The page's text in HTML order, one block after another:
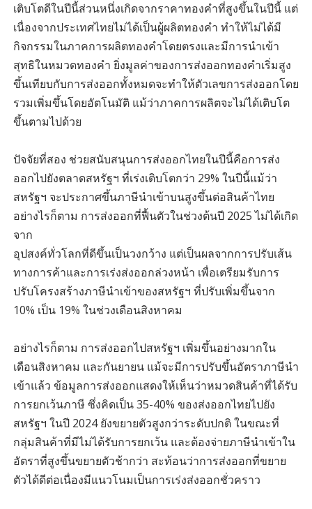
เติบโตดีในปีนี้ส่วนหนึ่งเกิดจากราคาทองคำที่สูงขึ้นในปีนี้ แต่
เนื่องจากประเทศไทยไม่ได้เป็นผู้ผลิตทองคำ ทำให้ไม่ได้มี
กิจกรรมในภาคการผลิตทองคำโดยตรงและมีการนำเข้า
สุทธิในหมวดทองคำ ยิ่งมูลค่าของการส่งออกทองคำเริ่มสูง
ขึ้นเทียบกับการส่งออกทั้งหมดจะทำให้ตัวเลขการส่งออกโดย
รวมเพิ่มขึ้นโดยอัตโนมัติ แม้ว่าภาคการผลิตจะไม่ได้เติบโต
ขึ้นตามไปด้วย
ปัจจัยที่สอง ช่วยสนับสนุนการส่งออกไทยในปีนี้คือการส่ง
ออกไปยังตลาดสหรัฐฯ ที่เร่งเติบโตกว่า 29% ในปีนี้แม้ว่า
สหรัฐฯ จะประกาศขึ้นภาษีนำเข้าบนสูงขึ้นต่อสินค้าไทย
อย่างไรก็ตาม การส่งออกที่ฟื้นตัวในช่วงต้นปี 2025 ไม่ได้เกิด
จาก
อุปสงค์ทั่วโลกที่ดีขึ้นเป็นวงกว้าง แต่เป็นผลจากการปรับเส้น
ทางการค้าและการเร่งส่งออกล่วงหน้า เพื่อเตรียมรับการ
ปรับโครงสร้างภาษีนำเข้าของสหรัฐฯ ที่ปรับเพิ่มขึ้นจาก
10% เป็น 19% ในช่วงเดือนสิงหาคม
อย่างไรก็ตาม การส่งออกไปสหรัฐฯ เพิ่มขึ้นอย่างมากใน
เดือนสิงหาคม และกันยายน แม้จะมีการปรับขึ้นอัตราภาษีนำ
เข้าแล้ว ข้อมูลการส่งออกแสดงให้เห็นว่าหมวดสินค้าที่ได้รับ
การยกเว้นภาษี ซึ่งคิดเป็น 35-40% ของส่งออกไทยไปยัง
สหรัฐฯ ในปี 2024 ยังขยายตัวสูงกว่าระดับปกติ ในขณะที่
กลุ่มสินค้าที่มีไม่ได้รับการยกเว้น และต้องจ่ายภาษีนำเข้าใน
อัตราที่สูงขึ้นขยายตัวช้ากว่า สะท้อนว่าการส่งออกที่ขยาย
ตัวได้ดีต่อเนื่องมีแนวโนมเป็นการเร่งส่งออกชั่วคราว